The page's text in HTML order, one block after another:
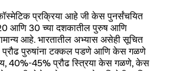
प्रक्रिया आहे जी केस पुनर्संचयित
आणि 30 च्या दशकातील पुरुष आणि
आहे. भारतातील अभ्यास असेही सूचित
पुरुषांना टक्कल पडणे आणि केस गळणे
40%-45% प्रौढ स्त्रिया केस गळणे, केस